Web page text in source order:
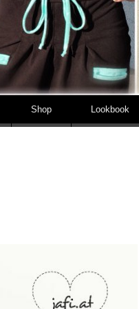
Shop Lookbook